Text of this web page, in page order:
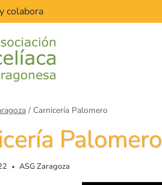
colabora
/ Carnicería Palomero
Palomero
ASG Zaragoza